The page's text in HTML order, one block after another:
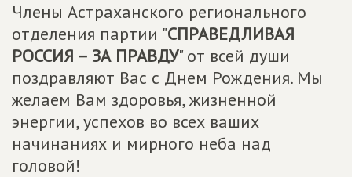
Члены Астраханского регионального
отделения партии "СПРАВЕДЛИВАЯ
РОССИЯ – ЗА ПРАВДУ" от всей души
поздравляют Вас с Днем Рождения. Мы
желаем Вам здоровья, жизненной
энергии, успехов во всех ваших
начинаниях и мирного неба над
головой!